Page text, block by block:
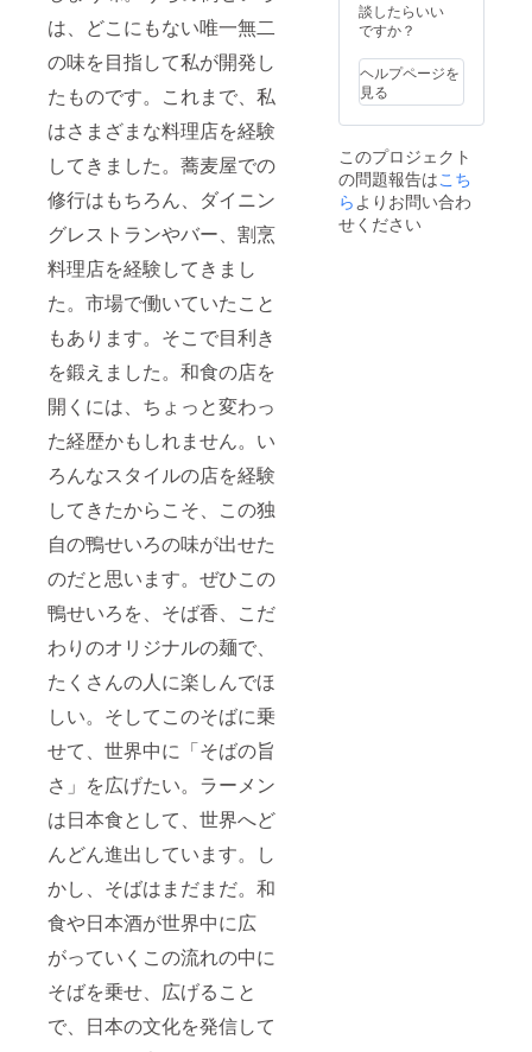
は、どこにもない唯一無二
の味を目指して私が開発し
たものです。これまで、私
はさまざまな料理店を経験
してきました。蕎麦屋での
修行はもちろん、ダイニン
グレストランやバー、割烹
料理店を経験してきまし
た。市場で働いていたこと
もあります。そこで目利き
を鍛えました。和食の店を
開くには、ちょっと変わっ
た経歴かもしれません。い
ろんなスタイルの店を経験
してきたからこそ、この独
自の鴨せいろの味が出せた
のだと思います。ぜひこの
鴨せいろを、そば香、こだ
わりのオリジナルの麺で、
たくさんの人に楽しんでほ
しい。そしてこのそばに乗
せて、世界中に「そばの旨
さ」を広げたい。ラーメン
は日本食として、世界へど
んどん進出しています。し
かし、そばはまだまだ。和
食や日本酒が世界中に広
がっていくこの流れの中に
そばを乗せ、広げること
で、日本の文化を発信して
・地元
産、山
田錦
100%を
・冷、
常温、
ぬる
燗、そ
れぞれ
の違っ
た味を
返却し
ませ
使用可
能店
舗 妙
蓮寺本
名店／
日吉店
有効期
限：22
年4月9
談したらいい
ですか？
ヘルプページを
見る
このプロジェクト
の問題報告はこち
らよりお問い合わ
せください